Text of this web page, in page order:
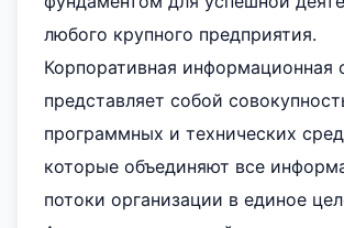
любого крупного предприятия.
Корпоративная информационная
представляет собой
программных и технических
которые объединяют все
потоки организации в единое